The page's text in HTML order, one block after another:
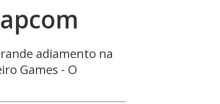
adiamento na
Games - O